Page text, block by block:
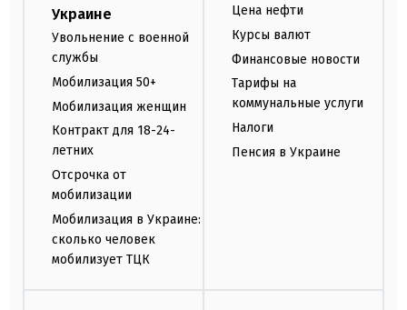
Украине
Увольнение с военной
службы
Мобилизация 50+
Мобилизация женщин
Контракт для 18-24-
летних
Отсрочка от
мобилизации
Мобилизация в Украине:
сколько человек
мобилизует ТЦК
Цена нефти
Курсы валют
Финансовые новости
Тарифы на
коммунальные услуги
Налоги
Пенсия в Украине